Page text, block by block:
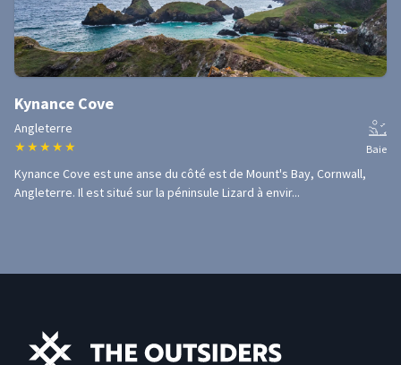
Kynance Cove
Angleterre
★ ★ ★ ★ ★ Baie
Kynance Cove est une anse du côté est de Mount's Bay, Cornwall,
Angleterre. Il est situé sur la péninsule Lizard à envir...